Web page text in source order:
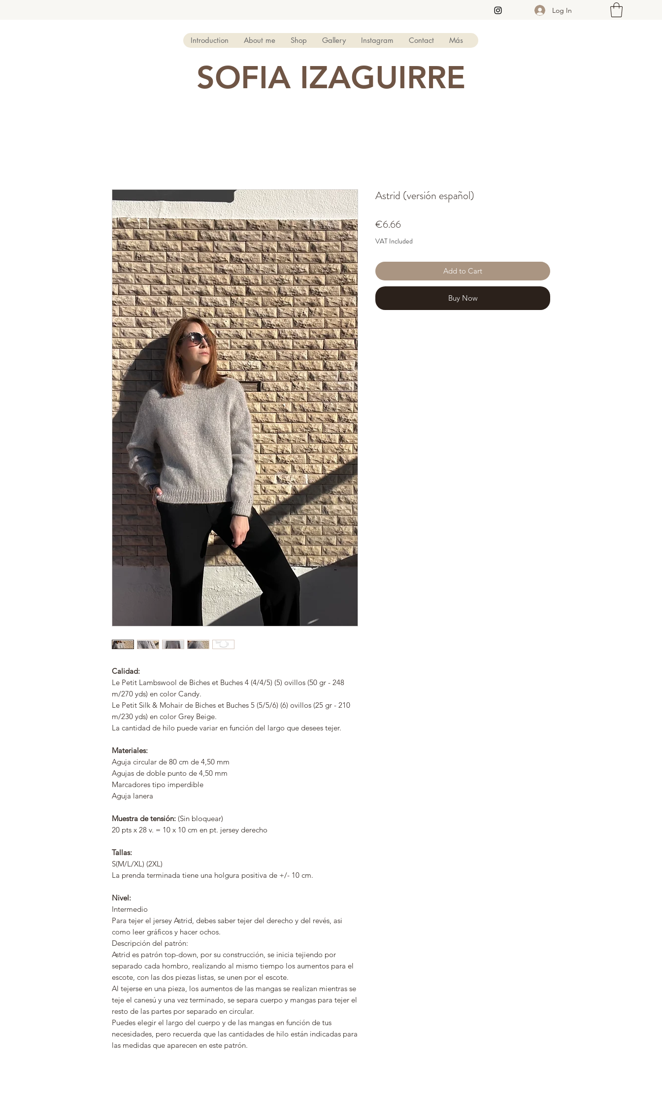
Log In
Introduction About me Shop Gallery Instagram Contact Más
SOFIA IZAGUIRRE
Calidad:
Le Petit Lambswool de Biches et Buches 4 (4/4/5) (5) ovillos (50 gr - 248
m/270 yds) en color Candy.
Le Petit Silk & Mohair de Biches et Buches 5 (5/5/6) (6) ovillos (25 gr - 210
m/230 yds) en color Grey Beige.
La cantidad de hilo puede variar en función del largo que desees tejer.
Materiales:
Aguja circular de 80 cm de 4,50 mm
Agujas de doble punto de 4,50 mm
Marcadores tipo imperdible
Aguja lanera
Muestra de tensión: (Sin bloquear)
20 pts x 28 v. = 10 x 10 cm en pt. jersey derecho
Tallas:
S(M/L/XL) (2XL)
La prenda terminada tiene una holgura positiva de +/- 10 cm.
Nivel:
Intermedio
Para tejer el jersey Astrid, debes saber tejer del derecho y del revés, asi
como leer gráficos y hacer ochos.
Descripción del patrón:
Astrid es patrón top-down, por su construcción, se inicia tejiendo por
separado cada hombro, realizando al mismo tiempo los aumentos para el
escote, con las dos piezas listas, se unen por el escote.
Al tejerse en una pieza, los aumentos de las mangas se realizan mientras se
teje el canesú y una vez terminado, se separa cuerpo y mangas para tejer el
resto de las partes por separado en circular.
Puedes elegir el largo del cuerpo y de las mangas en función de tus
necesidades, pero recuerda que las cantidades de hilo están indicadas para
las medidas que aparecen en este patrón.
Astrid (versión español)
€6.66Price
VAT Included
Add to Cart
Buy Now